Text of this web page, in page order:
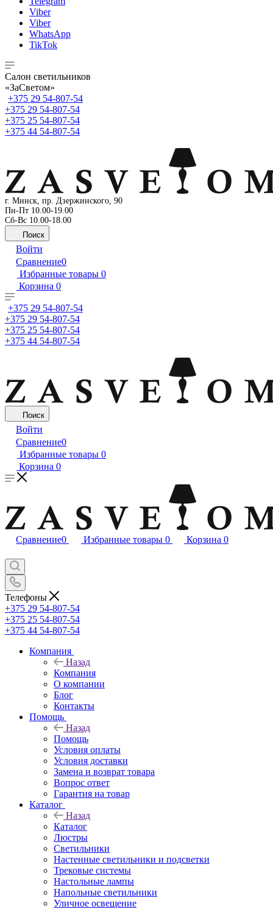
Viber
Viber
WhatsApp
TikTok
Cалон светильников
«ЗаСветом»
+375 29 54-807-54
+375 29 54-807-54
+375 25 54-807-54
+375 44 54-807-54
г. Минск, пр. Дзержинского, 90
Пн-Пт 10.00-19.00
Сб-Вс 10.00-18.00
Поиск
Войти
Сравнение0
Избранные товары 0
Корзина 0
+375 29 54-807-54
+375 29 54-807-54
+375 25 54-807-54
+375 44 54-807-54
Поиск
Войти
Сравнение0
Избранные товары 0
Корзина 0
Сравнение0 Избранные товары 0 Корзина 0
Телефоны
+375 29 54-807-54
+375 25 54-807-54
+375 44 54-807-54
Компания
Назад
Компания
О компании
Блог
Контакты
Помощь
Назад
Помощь
Условия оплаты
Условия доставки
Замена и возврат товара
Вопрос ответ
Гарантия на товар
Каталог
Назад
Каталог
Люстры
Светильники
Настенные светильники и подсветки
Трековые системы
Настольные лампы
Напольные светильники
Уличное освещение